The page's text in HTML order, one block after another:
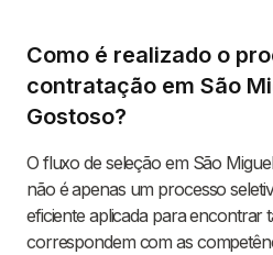
Como é realizado o
contratação em São
Gostoso?
O fluxo de seleção em São
não é apenas um processo
eficiente aplicada para encontrar
correspondem com as